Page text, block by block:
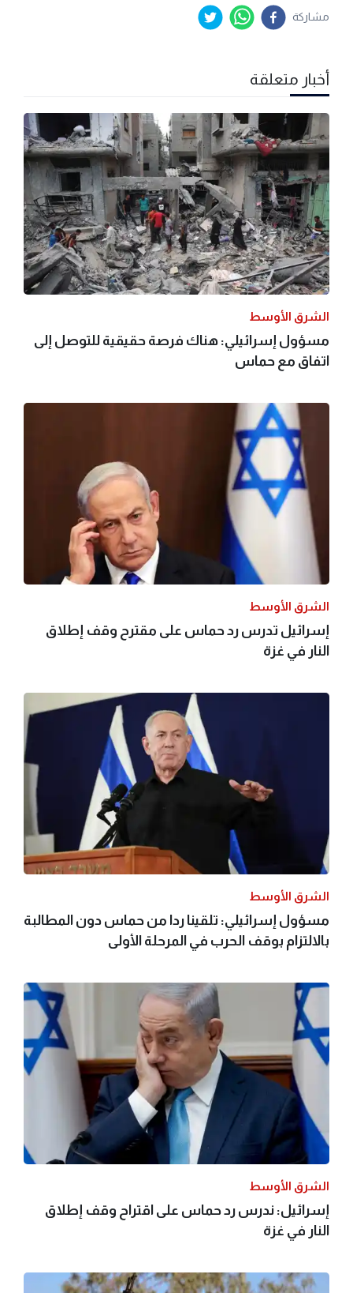
مشاركة
أخبار متعلقة
الشرق الأوسط
مسؤول إسرائيلي: هناك فرصة حقيقية للتوصل إلى
اتفاق مع حماس
الشرق الأوسط
إسرائيل تدرس رد حماس على مقترح وقف إطلاق
النار في غزة
الشرق الأوسط
مسؤول إسرائيلي: تلقينا ردا من حماس دون المطالبة
بالالتزام بوقف الحرب في المرحلة الأولى
الشرق الأوسط
إسرائيل: ندرس رد حماس على اقتراح وقف إطلاق
النار في غزة